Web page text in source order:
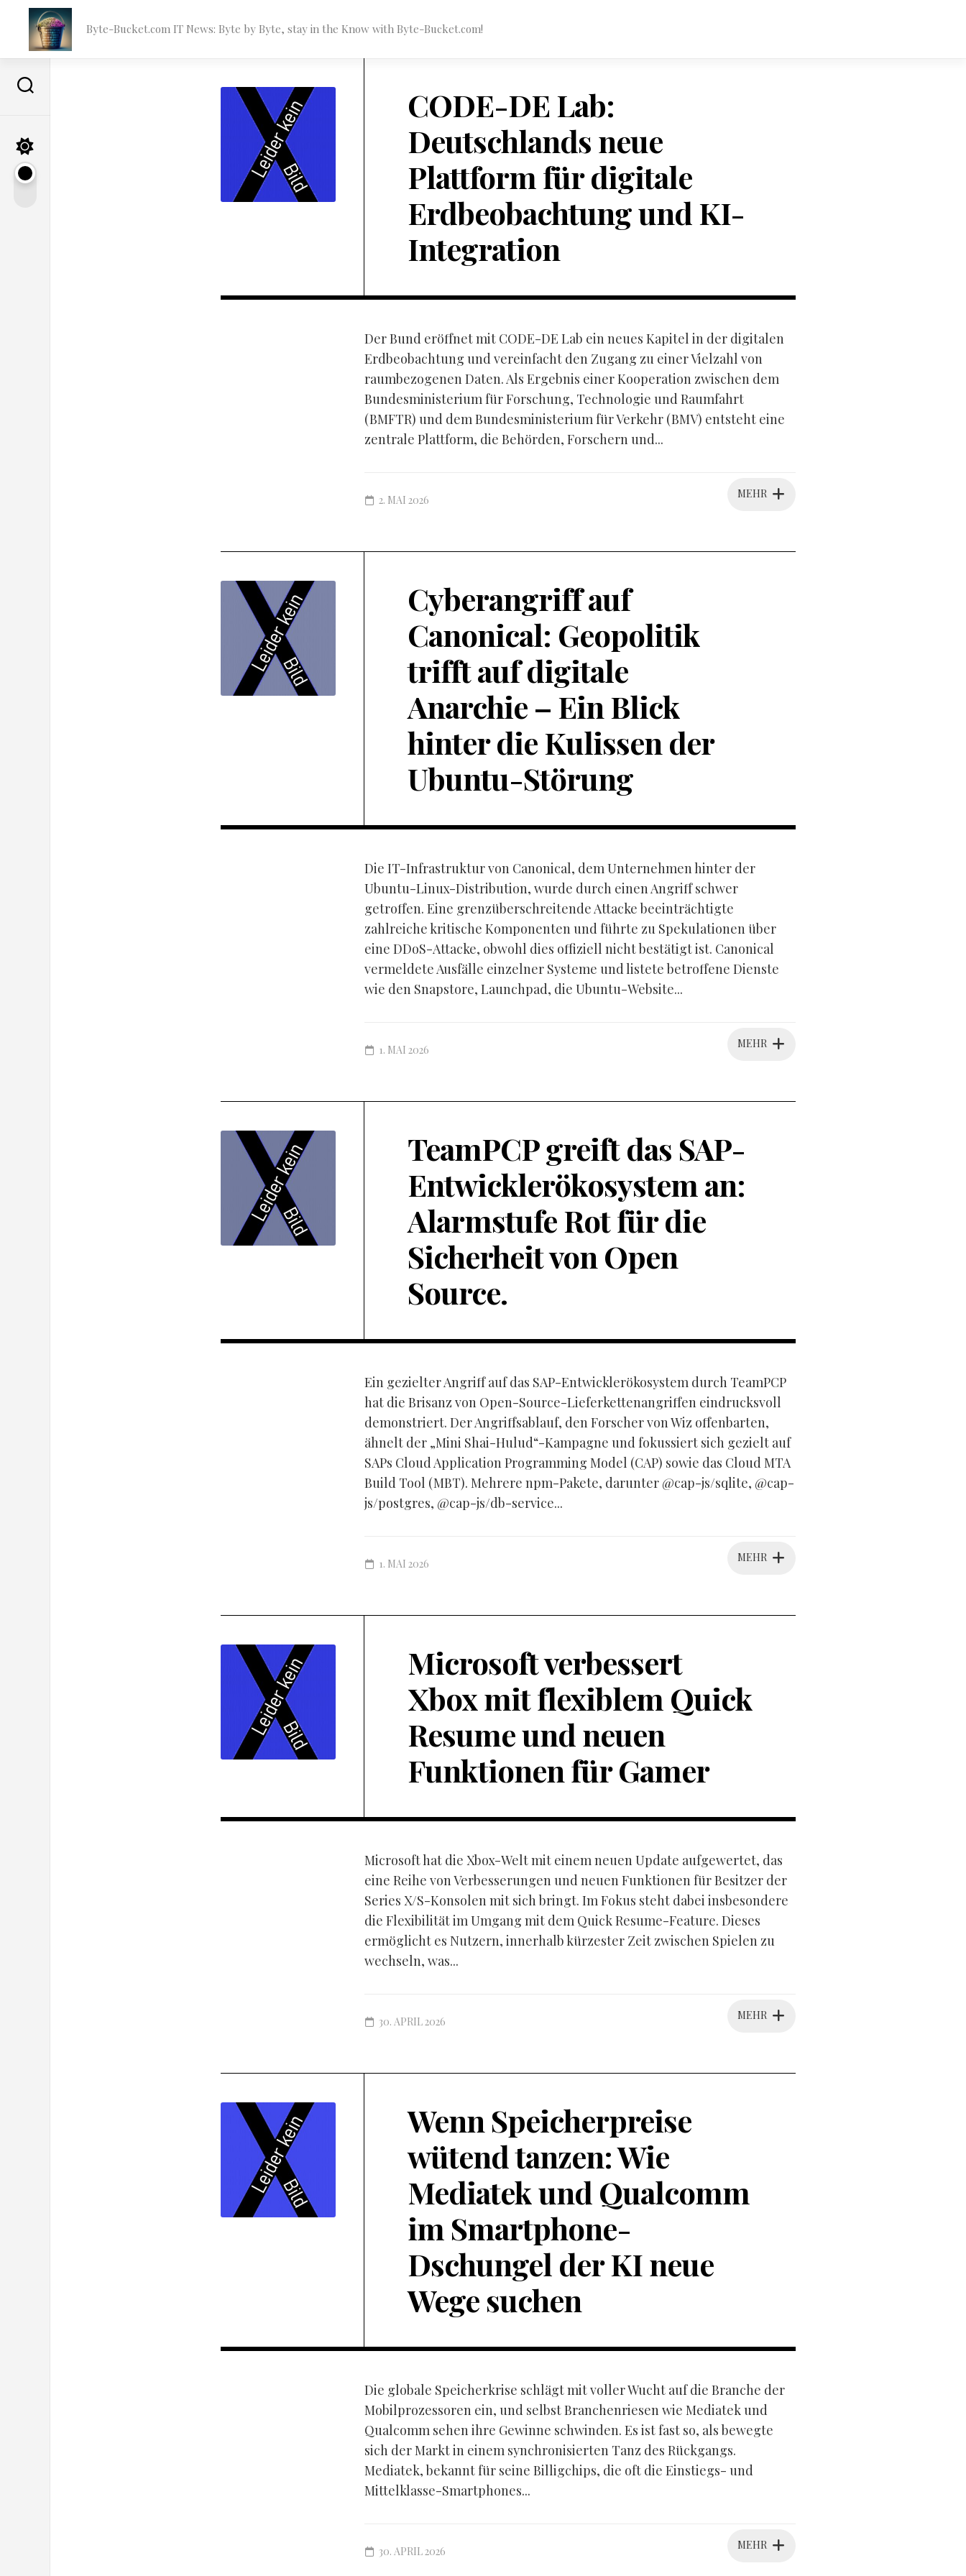
content
Byte-Bucket.com IT News: Byte by Byte, stay in the Know with Byte-Bucket.com!
CODE-DE Lab:
Deutschlands neue
Plattform für digitale
Erdbeobachtung und KI-
Integration
Der Bund eröffnet mit CODE-DE Lab ein neues Kapitel in der digitalen
Erdbeobachtung und vereinfacht den Zugang zu einer Vielzahl von
raumbezogenen Daten. Als Ergebnis einer Kooperation zwischen dem
Bundesministerium für Forschung, Technologie und Raumfahrt
(BMFTR) und dem Bundesministerium für Verkehr (BMV) entsteht eine
zentrale Plattform, die Behörden, Forschern und...
MEHR
2. MAI 2026
Cyberangriff auf
Canonical: Geopolitik
trifft auf digitale
Anarchie – Ein Blick
hinter die Kulissen der
Ubuntu-Störung
Die IT-Infrastruktur von Canonical, dem Unternehmen hinter der
Ubuntu-Linux-Distribution, wurde durch einen Angriff schwer
getroffen. Eine grenzüberschreitende Attacke beeinträchtigte
zahlreiche kritische Komponenten und führte zu Spekulationen über
eine DDoS-Attacke, obwohl dies offiziell nicht bestätigt ist. Canonical
vermeldete Ausfälle einzelner Systeme und listete betroffene Dienste
wie den Snapstore, Launchpad, die Ubuntu-Website...
MEHR
1. MAI 2026
TeamPCP greift das SAP-
Entwicklerökosystem an:
Alarmstufe Rot für die
Sicherheit von Open
Source.
Ein gezielter Angriff auf das SAP-Entwicklerökosystem durch TeamPCP
hat die Brisanz von Open-Source-Lieferkettenangriffen eindrucksvoll
demonstriert. Der Angriffsablauf, den Forscher von Wiz offenbarten,
ähnelt der „Mini Shai-Hulud“-Kampagne und fokussiert sich gezielt auf
SAPs Cloud Application Programming Model (CAP) sowie das Cloud MTA
Build Tool (MBT). Mehrere npm-Pakete, darunter @cap-js/sqlite, @cap-
js/postgres, @cap-js/db-service...
MEHR
1. MAI 2026
Microsoft verbessert
Xbox mit flexiblem Quick
Resume und neuen
Funktionen für Gamer
Microsoft hat die Xbox-Welt mit einem neuen Update aufgewertet, das
eine Reihe von Verbesserungen und neuen Funktionen für Besitzer der
Series X/S-Konsolen mit sich bringt. Im Fokus steht dabei insbesondere
die Flexibilität im Umgang mit dem Quick Resume-Feature. Dieses
ermöglicht es Nutzern, innerhalb kürzester Zeit zwischen Spielen zu
wechseln, was...
MEHR
30. APRIL 2026
Wenn Speicherpreise
wütend tanzen: Wie
Mediatek und Qualcomm
im Smartphone-
Dschungel der KI neue
Wege suchen
Die globale Speicherkrise schlägt mit voller Wucht auf die Branche der
Mobilprozessoren ein, und selbst Branchenriesen wie Mediatek und
Qualcomm sehen ihre Gewinne schwinden. Es ist fast so, als bewegte
sich der Markt in einem synchronisierten Tanz des Rückgangs.
Mediatek, bekannt für seine Billigchips, die oft die Einstiegs- und
Mittelklasse-Smartphones...
MEHR
30. APRIL 2026